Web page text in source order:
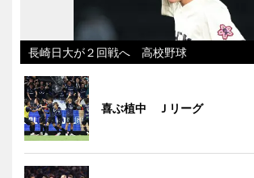
長崎日大が２回戦へ 高校野球
喜ぶ植中 Ｊリーグ